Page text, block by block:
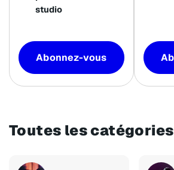
studio
Abonnez-vous
Toutes les